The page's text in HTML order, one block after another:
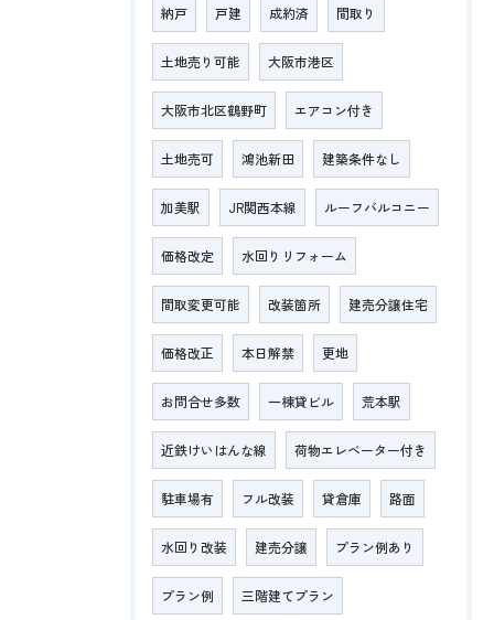
納戸 戸建 成約済 間取り
土地売り可能 大阪市港区
大阪市北区鶴野町 エアコン付き
土地売可 鴻池新田 建築条件なし
加美駅 JR関西本線 ルーフバルコニー
価格改定 水回りリフォーム
間取変更可能 改装箇所 建売分譲住宅
価格改正 本日解禁 更地
お問合せ多数 一棟貸ビル 荒本駅
近鉄けいはんな線 荷物エレベーター付き
駐車場有 フル改装 貸倉庫 路面
水回り改装 建売分譲 プラン例あり
プラン例 三階建てプラン